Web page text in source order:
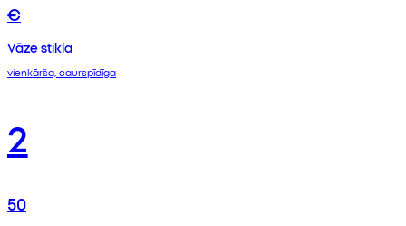
€
Vāze stikla
vienkārša, caurspīdīga
2
50